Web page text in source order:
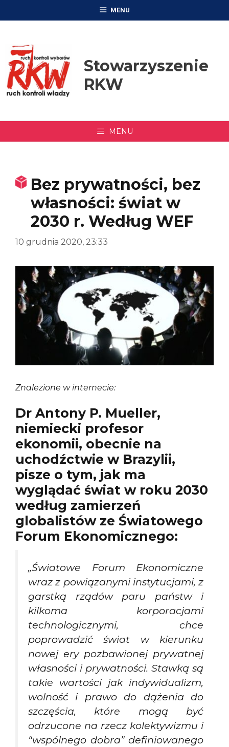
MENU
Stowarzyszenie
RKW
MENU
Bez prywatności, bez
własności: świat w
2030 r. Według WEF
10 grudnia 2020, 23:33
Znalezione w internecie:
Dr Antony P. Mueller,
niemiecki profesor
ekonomii, obecnie na
uchodźctwie w Brazylii,
pisze o tym, jak ma
wyglądać świat w roku 2030
według zamierzeń
globalistów ze Światowego
Forum Ekonomicznego:
„Światowe Forum Ekonomiczne
wraz z powiązanymi instytucjami, z
garstką rządów paru państw i
kilkoma korporacjami
technologicznymi, chce
poprowadzić świat w kierunku
nowej ery pozbawionej prywatnej
własności i prywatności. Stawką są
takie wartości jak indywidualizm,
wolność i prawo do dążenia do
szczęścia, które mogą być
odrzucone na rzecz kolektywizmu i
“wspólnego dobra” definiowanego